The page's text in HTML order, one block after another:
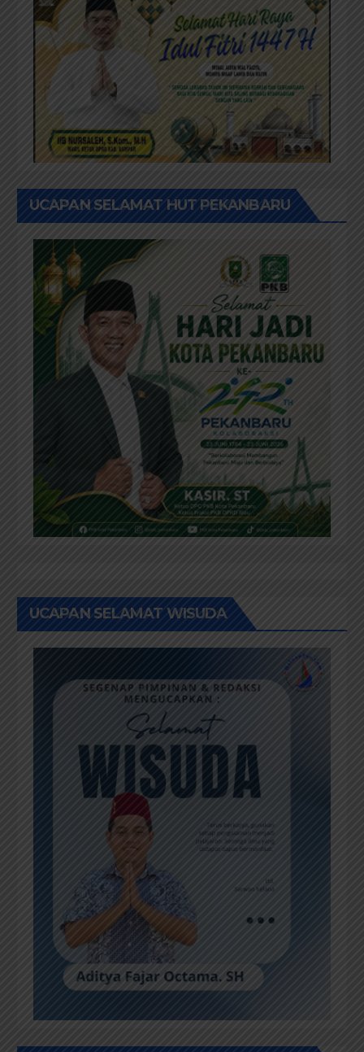
UCAPAN SELAMAT HUT PEKANBARU
UCAPAN SELAMAT WISUDA